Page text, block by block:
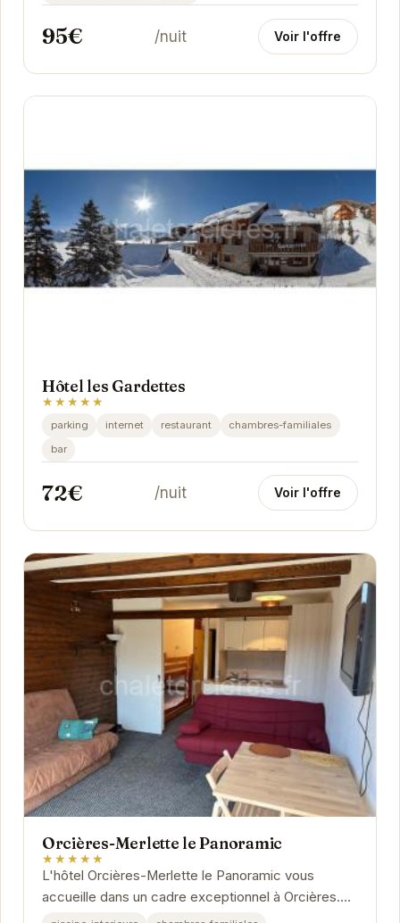
95€ /nuit Voir l'offre
Hôtel les Gardettes
★★★★★
parking internet restaurant
chambres-familiales
bar
72€ /nuit Voir l'offre
Orcières-Merlette le Panoramic
★★★★★
L'hôtel Orcières-Merlette le Panoramic vous
accueille dans un cadre exceptionnel à Orcières.
Profitez d'un séjour relaxant avec des prestations...